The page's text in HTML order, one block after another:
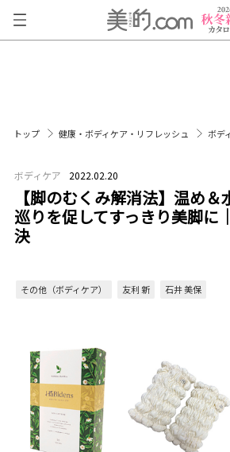
トップ 健康・ボディケア・リフレッシュ ボデ
ボディケア 2022.02.20
【脚のむくみ解消法】温め
巡りを促してすっきり美脚に
決
その他（ボディケア） 友利 新 石井 美保